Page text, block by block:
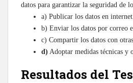
datos para garantizar la seguridad de
a) Publicar los datos en
b) Enviar los datos por correo
c) Compartir los datos con
d) Adoptar medidas técnicas y
Resultados del